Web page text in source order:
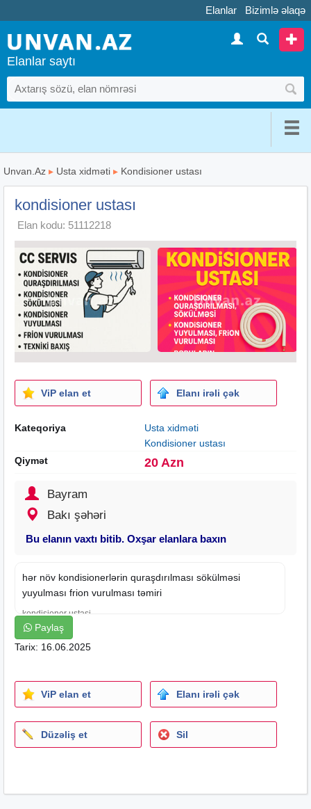
Elanlar Bizimlə əlaqə
Elanlar saytı
Unvan.Az ▸ Usta xidməti ▸ Kondisioner ustası
kondisioner ustası
Elan kodu: 51112218
ViP elan et Elanı irəli çək
Kateqoriya
Usta xidməti
Kondisioner ustası
Qiymət
20 Azn
Bayram
Bakı şəhəri
Bu elanın vaxtı bitib. Oxşar elanlara baxın
hər növ kondisionerlərin quraşdırılması sökülməsi
yuyulması frion vurulması təmiri
kondisioner ustasi
Paylaş
Tarix: 16.06.2025
ViP elan et Elanı irəli çək
Düzəliş et Sil